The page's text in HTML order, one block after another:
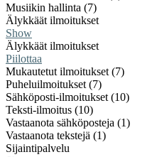
Musiikin hallinta (7)
Älykkäät ilmoitukset
Show
Älykkäät ilmoitukset
Piilottaa
Mukautetut ilmoitukset (7)
Puheluilmoitukset (7)
Sähköposti-ilmoitukset (10)
Teksti-ilmoitus (10)
Vastaanota sähköposteja (1)
Vastaanota tekstejä (1)
Sijaintipalvelu